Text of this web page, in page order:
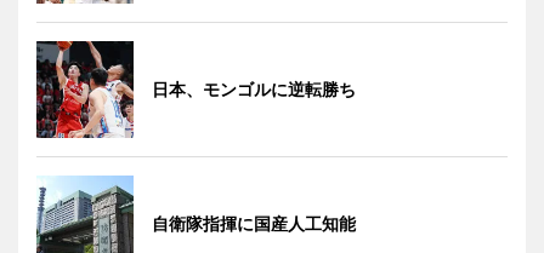
日本、モンゴルに逆転勝ち
自衛隊指揮に国産人工知能